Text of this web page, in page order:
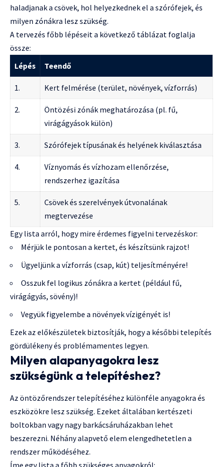
haladjanak a csövek, hol helyezkednek el a szórófejek, és
milyen zónákra lesz szükség.
A tervezés főbb lépéseit a következő táblázat foglalja
össze:
Lépés
Teendő
1. Kert felmérése (terület, növények, vízforrás)
2.
Öntözési zónák meghatározása (pl. fű,
virágágyások külön)
3. Szórófejek típusának és helyének kiválasztása
4.
Víznyomás és vízhozam ellenőrzése,
rendszerhez igazítása
5.
Csövek és szerelvények útvonalának
megtervezése
Egy lista arról, hogy mire érdemes figyelni tervezéskor:
Mérjük le pontosan a kertet, és készítsünk rajzot!
Ügyeljünk a vízforrás (csap, kút) teljesítményére!
Osszuk fel logikus zónákra a kertet (például fű,
virágágyás, sövény)!
Vegyük figyelembe a növények vízigényét is!
Ezek az előkészületek biztosítják, hogy a későbbi telepítés
gördülékeny és problémamentes legyen.
Milyen alapanyagokra lesz
szükségünk a telepítéshez?
Az öntözőrendszer telepítéséhez különféle anyagokra és
eszközökre lesz szükség. Ezeket általában kertészeti
boltokban vagy nagy barkácsáruházakban lehet
beszerezni. Néhány alapvető elem elengedhetetlen a
rendszer működéséhez.